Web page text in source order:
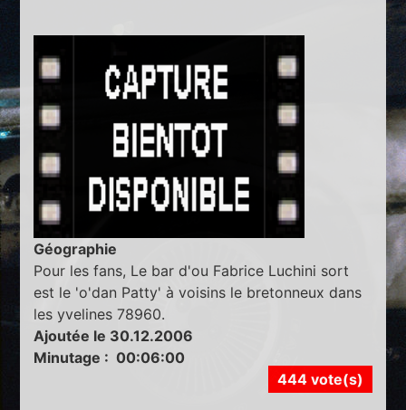
Géographie
Pour les fans, Le bar d'ou Fabrice Luchini sort
est le 'o'dan Patty' à voisins le bretonneux dans
les yvelines 78960.
Ajoutée le 30.12.2006
Minutage : 00:06:00
444 vote(s)